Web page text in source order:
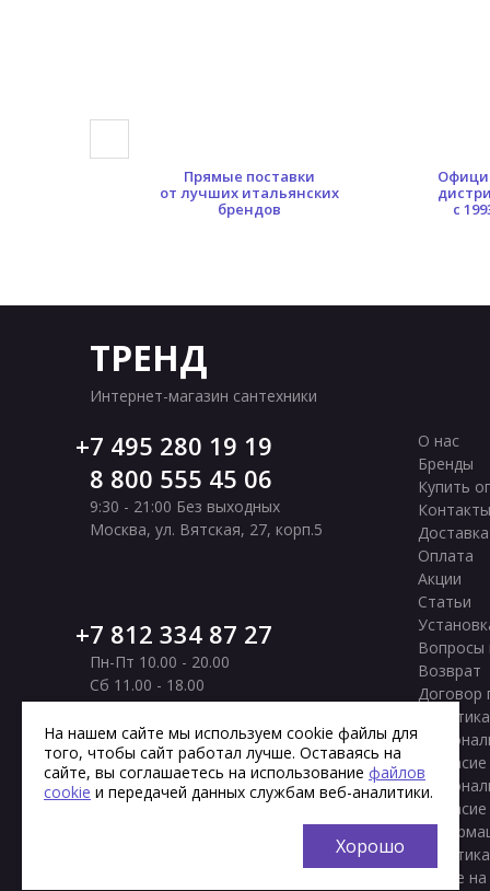
Прямые поставки
от лучших итальянских
брендов
с
ТРЕНД
Интернет-магазин сантехники
7 495 280 19 19
8 800 555 45 06
9:30 - 21:00 Без выходных
Москва, ул. Вятская, 27, корп.5
7 812 334 87 27
Пн-Пт 10.00 - 20.00
Сб 11.00 - 18.00
Вс Выходной
Санкт-Петербург,Московское шоссе, 177
корп. 2
О нас
Бренды
Купить
Контакты
Доставка
Оплата
Акции
Статьи
Вопросы
Возврат
Договор
cookie
На нашем сайте мы используем cookie файлы для
того, чтобы сайт работал лучше. Оставаясь на
сайте, вы соглашаетесь на использование файлов
cookie и передачей данных службам веб-аналитики.
Хорошо